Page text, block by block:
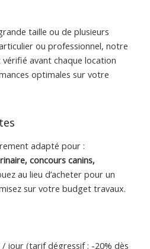
taille ou de plusieurs
ou professionnel, notre
avant chaque location
optimales sur votre
adapté pour :
concours canins,
au lieu d’acheter pour un
sur votre budget travaux.
jour (tarif dégressif : -20% dès